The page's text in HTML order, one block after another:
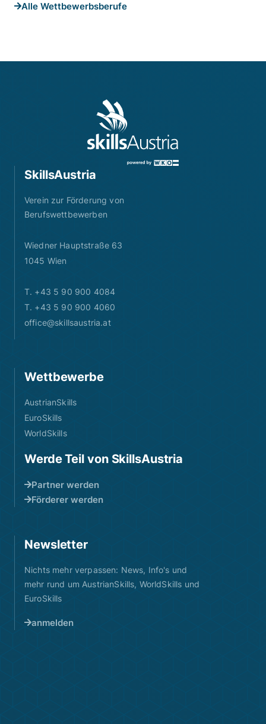
Alle Wettbewerbsberufe
SkillsAustria
Verein zur Förderung von
Berufswettbewerben
Wiedner Hauptstraße 63
1045 Wien
T. +43 5 90 900 4084
T. +43 5 90 900 4060
office@skillsaustria.at
Wettbewerbe
AustrianSkills
EuroSkills
WorldSkills
Werde Teil von SkillsAustria
Partner werden
Förderer werden
Newsletter
Nichts mehr verpassen: News, Info's und
mehr rund um AustrianSkills, WorldSkills und
EuroSkills
anmelden